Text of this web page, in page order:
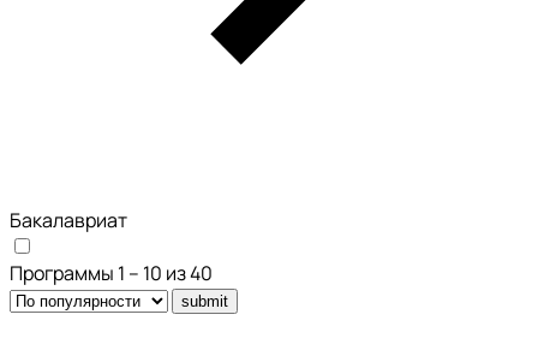
Бакалавриат
Программы 1 – 10 из 40
submit